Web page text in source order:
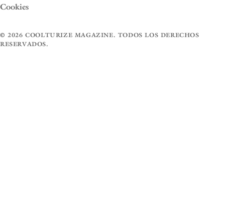
Cookies
© 2026 COOLTURIZE MAGAZINE. TODOS LOS DERECHOS
RESERVADOS.